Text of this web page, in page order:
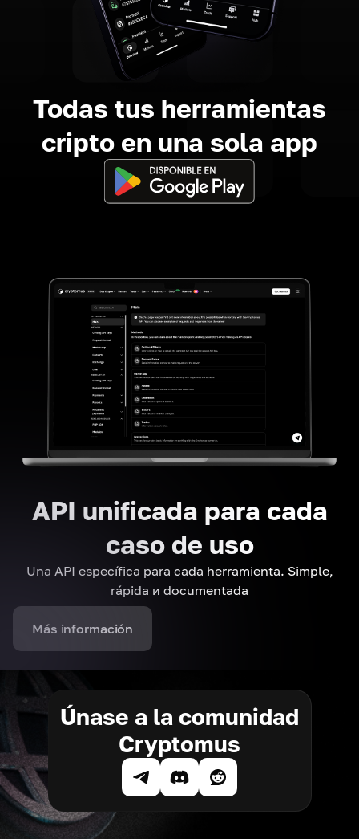
Todas tus herramientas
cripto en una sola app
API unificada para cada
caso de uso
Una API específica para cada herramienta. Simple,
rápida и documentada
Más información
Únase a la comunidad
Cryptomus